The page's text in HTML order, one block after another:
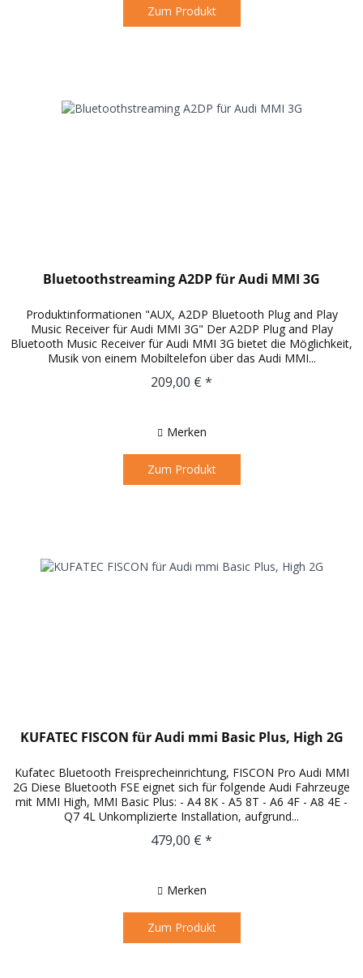
Zum Produkt
Bluetoothstreaming A2DP für Audi MMI 3G
Produktinformationen "AUX, A2DP Bluetooth Plug and Play
Music Receiver für Audi MMI 3G" Der A2DP Plug and Play
Bluetooth Music Receiver für Audi MMI 3G bietet die Möglichkeit,
Musik von einem Mobiltelefon über das Audi MMI...
209,00 € *
Merken
Zum Produkt
KUFATEC FISCON für Audi mmi Basic Plus, High 2G
Kufatec Bluetooth Freisprecheinrichtung, FISCON Pro Audi MMI
2G Diese Bluetooth FSE eignet sich für folgende Audi Fahrzeuge
mit MMI High, MMI Basic Plus: - A4 8K - A5 8T - A6 4F - A8 4E -
Q7 4L Unkomplizierte Installation, aufgrund...
479,00 € *
Merken
Zum Produkt